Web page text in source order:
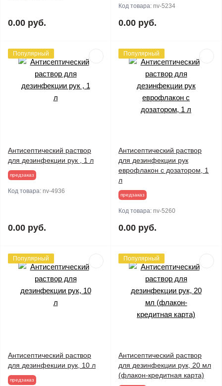
0.00 руб.
Код товара: nv-5234
0.00 руб.
Популярный
Антисептический раствор
для дезинфекции рук , 1 л
предзаказ
Код товара: nv-4936
0.00 руб.
Популярный
Антисептический раствор
для дезинфекции рук
еврофлакон с дозатором, 1
л
предзаказ
Код товара: nv-5260
0.00 руб.
Популярный
Антисептический раствор
для дезинфекции рук, 10 л
предзаказ
Популярный
Антисептический раствор
для дезинфекции рук, 20 мл
(флакон-кредитная карта)